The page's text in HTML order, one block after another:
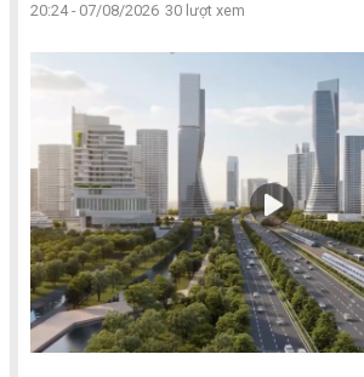
20:24 - 07/08/2026 30 lượt xem